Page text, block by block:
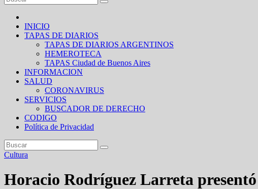
INICIO
TAPAS DE DIARIOS
TAPAS DE DIARIOS ARGENTINOS
HEMEROTECA
TAPAS Ciudad de Buenos Aires
INFORMACION
SALUD
CORONAVIRUS
SERVICIOS
BUSCADOR DE DERECHO
CODIGO
Política de Privacidad
Cultura
Horacio Rodríguez Larreta